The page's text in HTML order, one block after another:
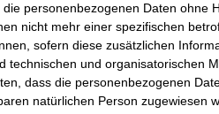
die personenbezogenen Daten ohne
nicht mehr einer spezifischen
sofern diese zusätzlichen
technischen und organisatorischen
dass die personenbezogenen
natürlichen Person zugewiesen